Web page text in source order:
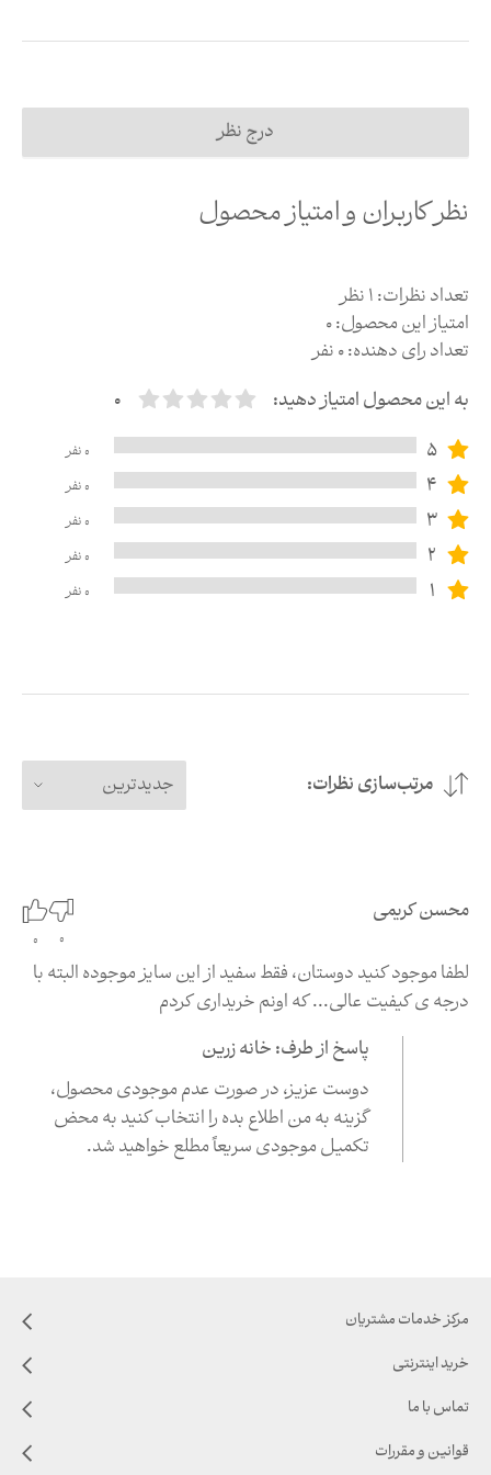
نظر کاربران و امتیاز محصول
درج نظر
تعداد نظرات:1نظر
امتیاز این محصول:0
تعداد رای دهنده:0نفر
به این محصول امتیاز دهید:
0
5
0نفر
4
0نفر
3
0نفر
2
0نفر
1
0نفر
مرتب‌سازی نظرات: جدیدترین
محسن کریمی
0
0
لطفا موجود کنید دوستان، فقط سفید از این سایز موجوده البته با
درجه ی کیفیت عالی... که اونم خریداری کردم
پاسخ از طرف: خانه زرین
دوست عزیز، در صورت عدم موجودی محصول،
گزینه به من اطلاع بده را انتخاب کنید به محض
تکمیل موجودی سریعاً مطلع خواهید شد.
مرکز خدمات مشتریان
خرید اینترنتی
تماس با ما
قوانین و مقررات